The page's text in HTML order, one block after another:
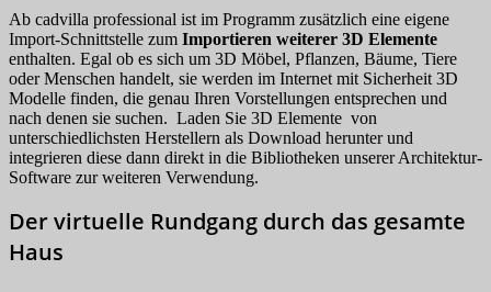
Ab cadvilla professional ist im Programm zusätzlich eine eigene
Import-Schnittstelle zum Importieren weiterer 3D Elemente
enthalten. Egal ob es sich um 3D Möbel, Pflanzen, Bäume, Tiere
oder Menschen handelt, sie werden im Internet mit Sicherheit 3D
Modelle finden, die genau Ihren Vorstellungen entsprechen und
nach denen sie suchen. Laden Sie 3D Elemente von
unterschiedlichsten Herstellern als Download herunter und
integrieren diese dann direkt in die Bibliotheken unserer Architektur-
Software zur weiteren Verwendung.
Der virtuelle Rundgang durch das gesamte
Haus